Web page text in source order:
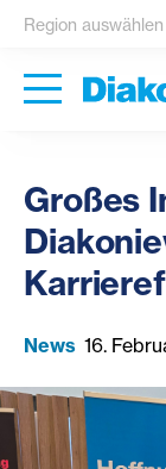
Region auswählen
Großes
News 16.